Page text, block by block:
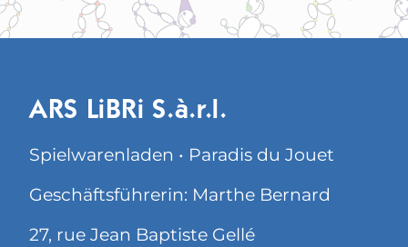
ARS LiBRi S.à.r.l.
Spielwarenladen • Paradis du Jouet
Geschäftsführerin: Marthe Bernard
27, rue Jean Baptiste Gellé